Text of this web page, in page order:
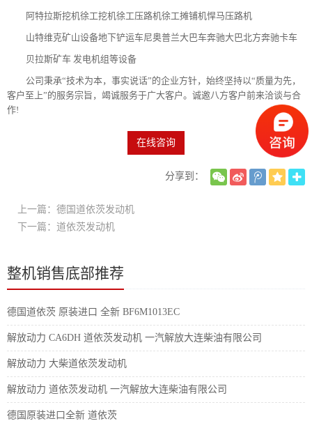
阿特拉斯挖机徐工挖机徐工压路机徐工摊铺机悍马压路机
山特维克矿山设备地下铲运车尼奥普兰大巴车奔驰大巴北方奔驰卡车
贝拉斯矿车 发电机组等设备
公司秉承“技术为本，事实说话”的企业方针，始终坚持以“质量为先，
客户至上”的服务宗旨，竭诚服务于广大客户。诚邀八方客户前来洽谈与合
作!
在线咨询
分享到：
上一篇：德国道依茨发动机
下一篇：道依茨发动机
整机销售底部推荐
德国道依茨 原装进口 全新 BF6M1013EC
解放动力 CA6DH 道依茨发动机 一汽解放大连柴油有限公司
解放动力 大柴道依茨发动机
解放动力 道依茨发动机 一汽解放大连柴油有限公司
德国原装进口全新 道依茨